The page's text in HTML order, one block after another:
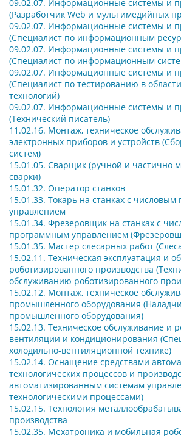
09.02.07. Информационные системы и
(Разработчик Web и мультимедийных
09.02.07. Информационные системы и
(Специалист по информационным
09.02.07. Информационные системы и
(Специалист по информационным
09.02.07. Информационные системы и
(Специалист по тестированию в
технологий)
09.02.07. Информационные системы и
(Технический писатель)
1 1.02.16. Монтаж, техническое
электронных приборов и устройств
систем)
15.01.05. Сварщик (ручной и частично
сварки)
15.01.32. Оператор станков
15.01.33. Токарь на станках с
управлением
15.01.34. Фрезеровщик на станках с
программным управлением
15.01.35. Мастер слесарных работ
15.02.11. Техническая эксплуатация и
роботизированного производства
обслуживанию роботизированного
15.02.12. Монтаж, техническое
промышленного оборудования
промышленного оборудования)
15.02.13. Техническое обслуживание и
вентиляции и кондиционирования
холодильно-вентиляционной технике)
15.02.14. Оснащение средствами
технологических процессов и
автоматизированным системам
технологическими процессами)
15.02.15. Технология
производства
15.02.35. Мехатроника и мобильная